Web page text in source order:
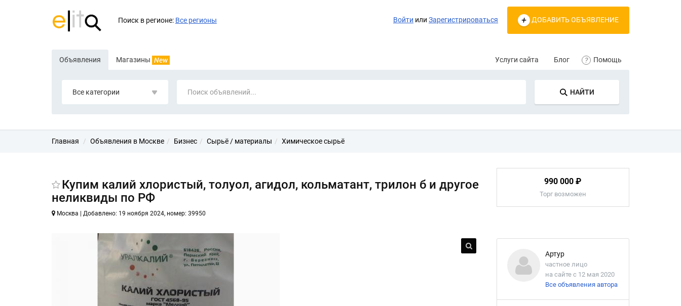
Поиск в регионе: Все регионы Войти или Зарегистрироваться ДОБАВИТЬ ОБЪЯВЛЕНИЕ
Объявления Магазины New Услуги сайта Блог Помощь
Все категории НАЙТИ
Главная Объявления в Москве Бизнес Сырьё / материалы Химическое сырьё
Купим калий хлористый, толуол, агидол, кольматант, трилон б и другое
неликвиды по РФ
Москва | Добавлено: 19 ноября 2024, номер: 39950
990 000 ₽
Торг возможен
Артур
частное лицо
на сайте с 12 мая 2020
Все объявления автора